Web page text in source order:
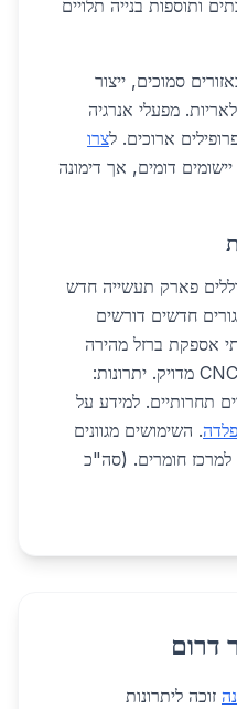
ותוספות בנייה תלויים
סמוכים, ייצור
מפעלי אנרגיה
ארוכים. לצרו
דומים, אך דימונה
עתידיים ב-2026 כוללים פארק תעשייה חדש
ברזל. מגורים חדשים דורשים
אספקת ברזל מהירה
בדימונה כוללים שירותי חיתוך CNC מדויק. יתרונות:
תחרותיים. למידע על
. השימושים מגוונים
למרכז חומרים. (סה"כ
דרום
זוכה ליתרונות